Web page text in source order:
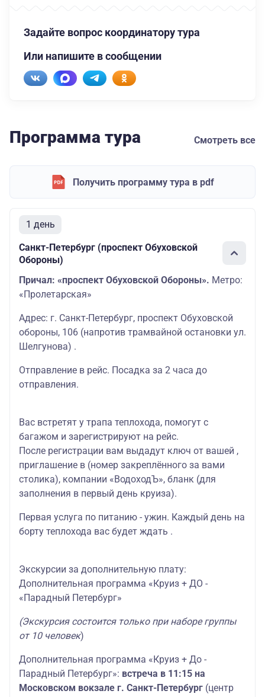
Задайте вопрос координатору тура
Или напишите в сообщении
Программа тура Смотреть все
Получить программу тура в pdf
1 день
Санкт-Петербург (проспект Обуховской
Обороны)
Причал: «проспект Обуховской Обороны». Метро:
«Пролетарская»
Адрес: г. Санкт-Петербург, проспект Обуховской
обороны, 106 (напротив трамвайной остановки ул.
Шелгунова) .
Отправление в рейс. Посадка за 2 часа до
отправления.
Вас встретят у трапа теплохода, помогут с
багажом и зарегистрируют на рейс.
После регистрации вам выдадут ключ от вашей ,
приглашение в (номер закреплённого за вами
столика), компании «ВодоходЪ», бланк (для
заполнения в первый день круиза).
Первая услуга по питанию - ужин. Каждый день на
борту теплохода вас будет ждать .
Экскурсии за дополнительную плату:
Дополнительная программа «Круиз + ДО -
«Парадный Петербург»
(Экскурсия состоится только при наборе группы
от 10 человек)
Дополнительная программа «Круиз + До -
Парадный Петербург»: встреча в 11:15 на
Московском вокзале г. Санкт-Петербург (центр